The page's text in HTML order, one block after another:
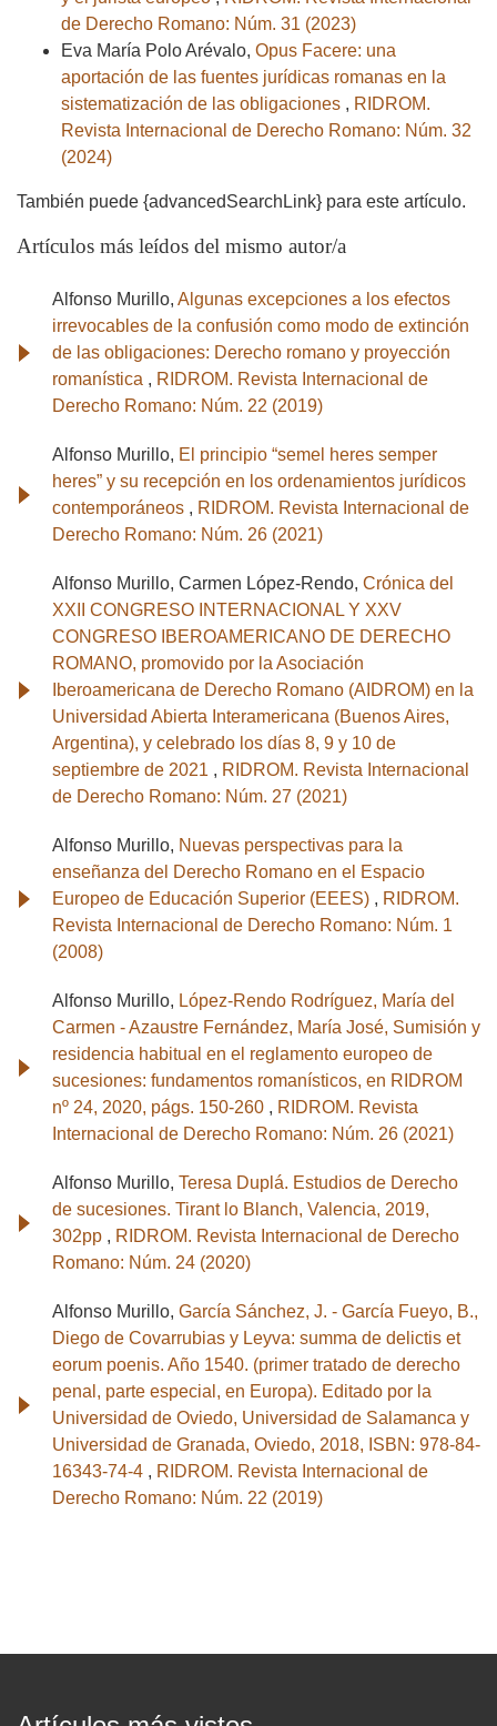
de Derecho Romano: Núm. 31 (2023)
Eva María Polo Arévalo, Opus Facere: una
aportación de las fuentes jurídicas romanas en la
sistematización de las obligaciones , RIDROM.
Revista Internacional de Derecho Romano: Núm. 32
(2024)
También puede {advancedSearchLink} para este artículo.
Artículos más leídos del mismo autor/a
Alfonso Murillo, Algunas excepciones a los efectos
irrevocables de la confusión como modo de extinción
de las obligaciones: Derecho romano y proyección
romanística , RIDROM. Revista Internacional de
Derecho Romano: Núm. 22 (2019)
Alfonso Murillo, El principio “semel heres semper
heres” y su recepción en los ordenamientos jurídicos
contemporáneos , RIDROM. Revista Internacional de
Derecho Romano: Núm. 26 (2021)
Alfonso Murillo, Carmen López-Rendo, Crónica del
XXII CONGRESO INTERNACIONAL Y XXV
CONGRESO IBEROAMERICANO DE DERECHO
ROMANO, promovido por la Asociación
Iberoamericana de Derecho Romano (AIDROM) en la
Universidad Abierta Interamericana (Buenos Aires,
Argentina), y celebrado los días 8, 9 y 10 de
septiembre de 2021 , RIDROM. Revista Internacional
de Derecho Romano: Núm. 27 (2021)
Alfonso Murillo, Nuevas perspectivas para la
enseñanza del Derecho Romano en el Espacio
Europeo de Educación Superior (EEES) , RIDROM.
Revista Internacional de Derecho Romano: Núm. 1
(2008)
Alfonso Murillo, López-Rendo Rodríguez, María del
Carmen - Azaustre Fernández, María José, Sumisión y
residencia habitual en el reglamento europeo de
sucesiones: fundamentos romanísticos, en RIDROM
nº 24, 2020, págs. 150-260 , RIDROM. Revista
Internacional de Derecho Romano: Núm. 26 (2021)
Alfonso Murillo, Teresa Duplá. Estudios de Derecho
de sucesiones. Tirant lo Blanch, Valencia, 2019,
302pp , RIDROM. Revista Internacional de Derecho
Romano: Núm. 24 (2020)
Alfonso Murillo, García Sánchez, J. - García Fueyo, B.,
Diego de Covarrubias y Leyva: summa de delictis et
eorum poenis. Año 1540. (primer tratado de derecho
penal, parte especial, en Europa). Editado por la
Universidad de Oviedo, Universidad de Salamanca y
Universidad de Granada, Oviedo, 2018, ISBN: 978-84-
16343-74-4 , RIDROM. Revista Internacional de
Derecho Romano: Núm. 22 (2019)